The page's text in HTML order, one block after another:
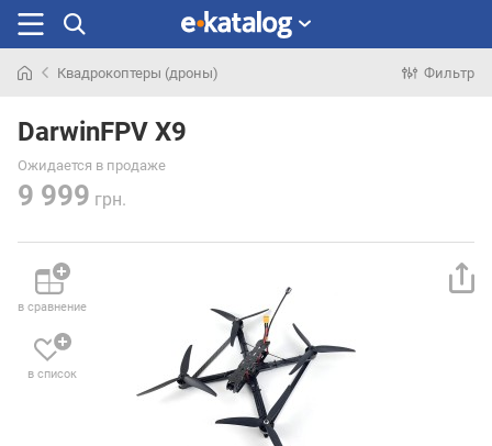
раньше
Квадрокоптеры (дроны) Фильтр
DarwinFPV X9
Ожидается в продаже
9 999 грн.
в сравнение
в список